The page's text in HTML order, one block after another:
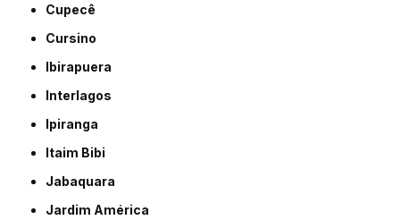
Cupecê
Cursino
Ibirapuera
Interlagos
Ipiranga
Itaim Bibi
Jabaquara
Jardim América